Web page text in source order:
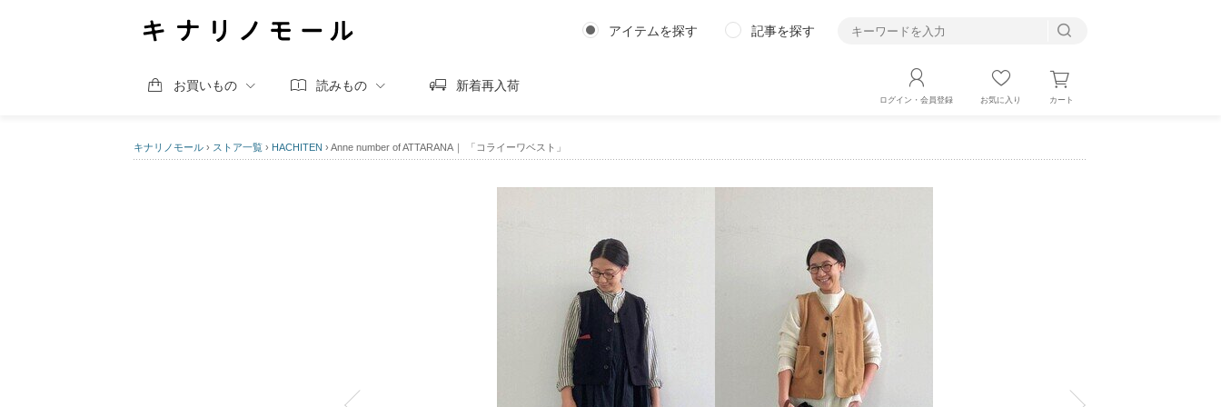
アイテムを探す 記事を探す
お買いもの 読みもの 新着再入荷
ログイン・会員登録 お気に入り カート
キナリノモール › ストア一覧 › HACHITEN › Anne number of ATTARANA｜ 「コライーワベスト」